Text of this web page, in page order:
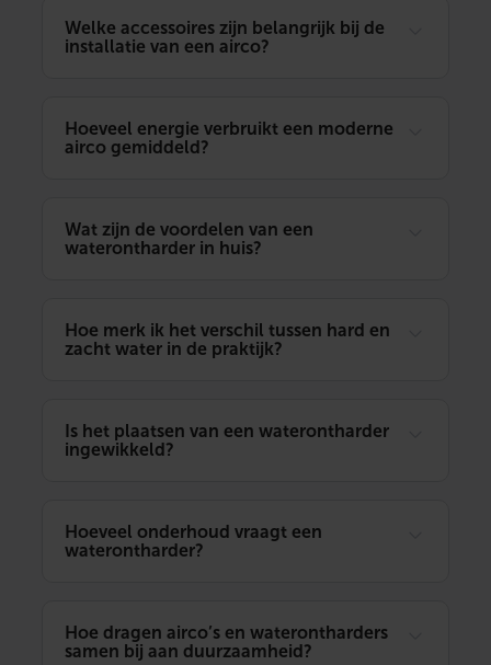
Welke accessoires zijn belangrijk bij de
installatie van een airco?
Hoeveel energie verbruikt een moderne
airco gemiddeld?
Wat zijn de voordelen van een
waterontharder in huis?
Hoe merk ik het verschil tussen hard en
zacht water in de praktijk?
Is het plaatsen van een waterontharder
ingewikkeld?
Hoeveel onderhoud vraagt een
waterontharder?
Hoe dragen airco’s en waterontharders
samen bij aan duurzaamheid?